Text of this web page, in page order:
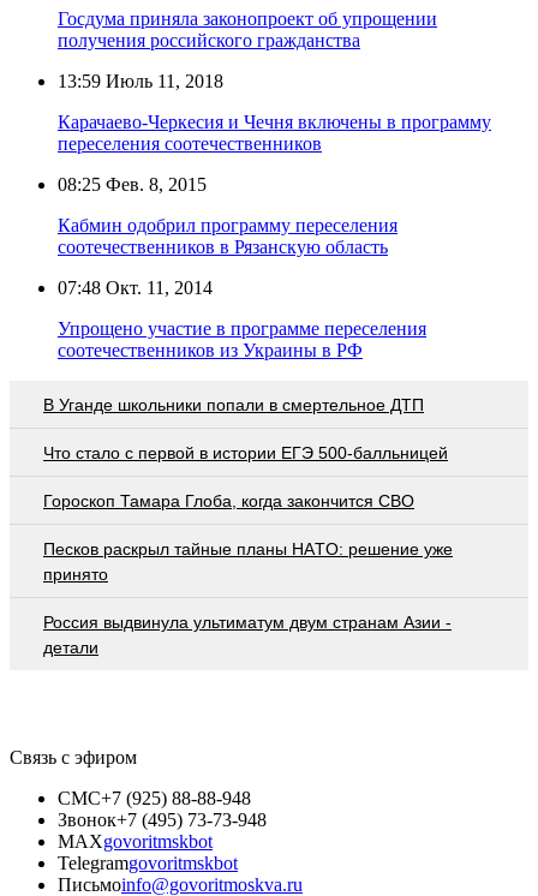
Госдума приняла законопроект об упрощении
получения российского гражданства
13:59 Июль 11, 2018
Карачаево-Черкесия и Чечня включены в программу
переселения соотечественников
08:25 Фев. 8, 2015
Кабмин одобрил программу переселения
соотечественников в Рязанскую область
07:48 Окт. 11, 2014
Упрощено участие в программе переселения
соотечественников из Украины в РФ
В Уганде школьники попали в смертельное ДТП
Что стало с первой в истории ЕГЭ 500-балльницей
Гороскоп Тамара Глоба, когда закончится СВО
Пecкoв рacкрыл тaйныe плaны НAТO: рeшeниe ужe
принятo
Россия выдвинула ультиматум двум странам Азии -
детали
Связь с эфиром
СМС+7 (925) 88-88-948
Звонок+7 (495) 73-73-948
MAXgovoritmskbot
Telegramgovoritmskbot
Письмоinfo@govoritmoskva.ru